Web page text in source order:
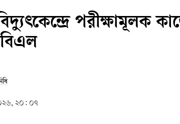
পরীক্ষামূলক
২০: ০৭